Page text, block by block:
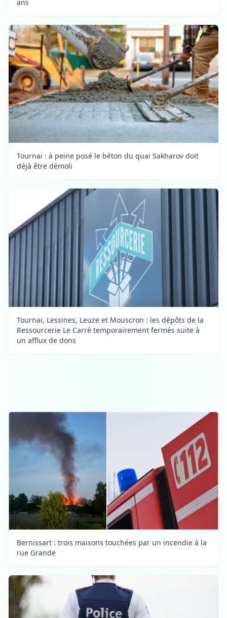
ans
Tournai : à peine posé le béton du quai Sakharov doit
déjà être démoli
Tournai, Lessines, Leuze et Mouscron : les dépôts de la
Ressourcerie Le Carré temporairement fermés suite à
un afflux de dons
Bernissart : trois maisons touchées par un incendie à la
rue Grande